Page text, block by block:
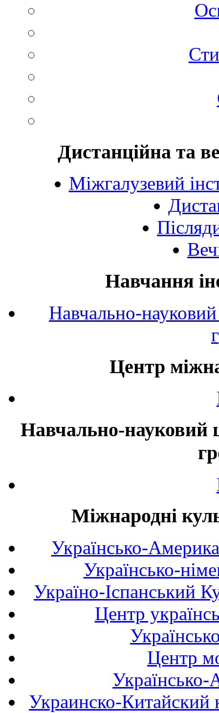
Дистанційна та
Міжгалузевий
Навчання
Навчально-
Центр
Навчально-науковий
Міжнародні
Українсько-
Українсько-
Україно-Іспанський
Центр
Центр
Українсько-
Украинско-Китайский